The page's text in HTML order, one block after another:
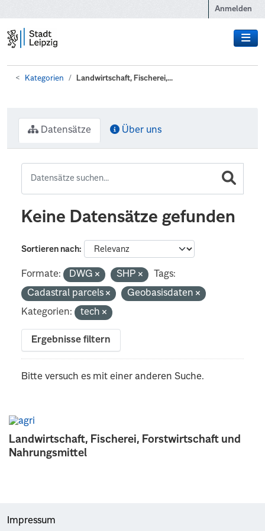
Anmelden
Kategorien Landwirtschaft, Fischerei,...
Landwirtschaft, Fischerei, Forstwirtschaft und
Nahrungsmittel
Datensätze Über uns
Keine Datensätze gefunden
Sortieren nach
Formate: DWG SHP
Tags:
Cadastral parcels
Geobasisdaten
Kategorien:
tech
Ergebnisse filtern
Bitte versuch es mit einer anderen Suche.
Impressum